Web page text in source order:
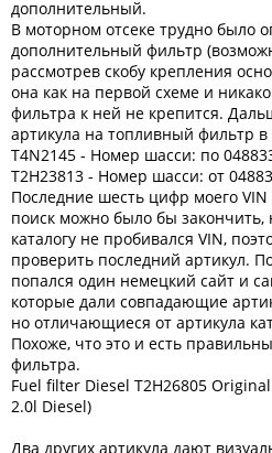
дополнительный.
В моторном отсеке трудно было
дополнительный фильтр
рассмотрев скобу крепления
она как на первой схеме и
фильтра к ней не крепится.
артикула на топливный фильтр в
T4N2145 - Номер шасси: по
T2H23813 - Номер шасси: от
Последние шесть цифр моего
поиск можно было бы закончить,
каталогу не пробивался VIN,
проверить последний артикул.
попался один немецкий сайт и
которые дали совпадающие
но отличающиеся от артикула
Похоже, что это и есть
фильтра.
Fuel filter Diesel T2H26805
2.0l Diesel)
Два других артикула дают